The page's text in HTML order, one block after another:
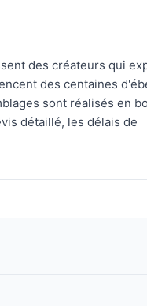
des créateurs qui
des centaines
sont réalisés en
détaillé, les délais de